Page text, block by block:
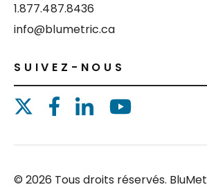
1.877.487.8436
info@blumetric.ca
SUIVEZ-NOUS
© 2026 Tous droits réservés.